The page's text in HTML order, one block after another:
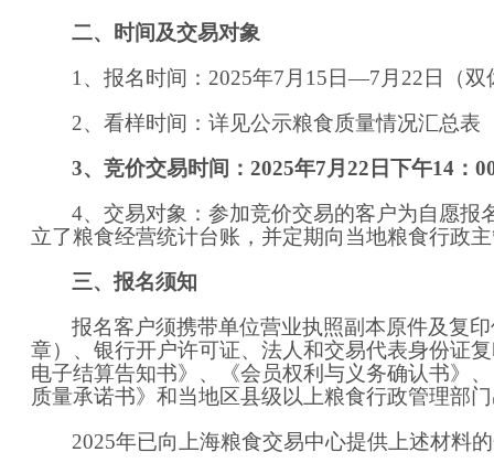
二、时间及交易对象
1 、报名时间： 2025年7 月 15 日—7 月 22 日（双
2、看样时间：详见公示粮食质量情况汇总表
3、竞价交易时间：2025年7月22 日下午14 ：0
4、交易对象：参加竞价交易的客户为自愿报
立了粮食经营统计台账，并定期向当地粮食行政
三、报名须知
报名客户须携带单位营业执照副本原件及复
章） 、 银行开户许可证、 法人和交易代表身份证
电子结算告知书》、《会员权利与义务确认书》
质量承诺书》 和当地区县级以上粮食行政管理部
2025年已向上海粮食交易中心提供上述材料